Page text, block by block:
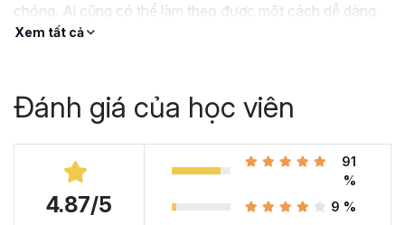
chóng. Ai cũng có thể làm theo được một cách dễ dàng.
Khóa học miễn phí cho người mới bắt đầu, trải nghiệm
Xem tất cả
Đánh giá của học viên
4.87/5
91
%
9 %